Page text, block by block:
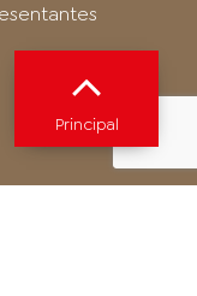
Principal